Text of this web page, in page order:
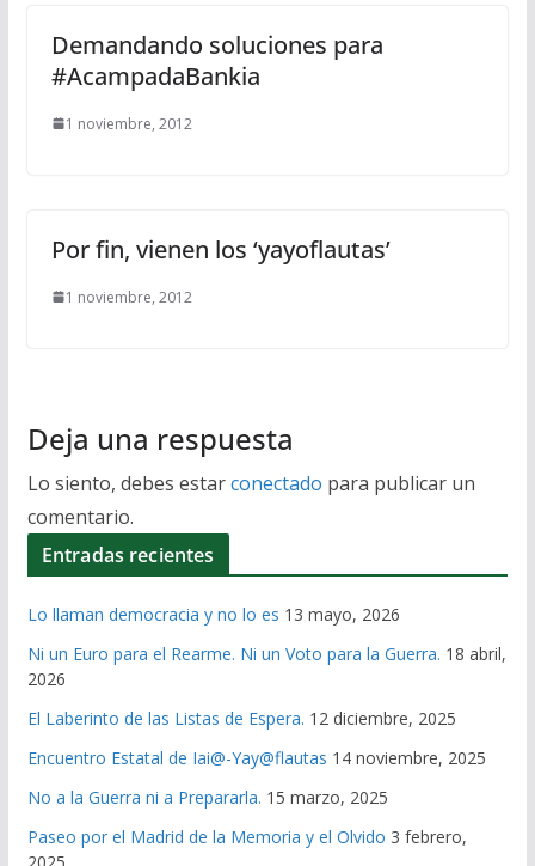
Demandando soluciones para
#AcampadaBankia
1 noviembre, 2012
Por fin, vienen los ‘yayoflautas’
1 noviembre, 2012
Deja una respuesta
Lo siento, debes estarconectado para publicar un
comentario.
Entradas recientes
Lo llaman democracia y no lo es 13 mayo, 2026
Ni un Euro para el Rearme. Ni un Voto para la Guerra. 18 abril,
2026
El Laberinto de las Listas de Espera. 12 diciembre, 2025
Encuentro Estatal de Iai@-Yay@flautas 14 noviembre, 2025
No a la Guerra ni a Prepararla. 15 marzo, 2025
Paseo por el Madrid de la Memoria y el Olvido 3 febrero,
2025